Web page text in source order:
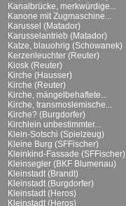
Kanalbrücke, merkwürdige...
Kanone mit Zugmaschine...
Karussel (Matador)
Karusselantrieb (Matador)
Katze, blauohrig (Schowanek)
Kerzenleuchter (Reuter)
Kiosk (Reuter)
Kirche (Hausser)
Kirche (Reuter)
Kirche, mängelbehaftete...
Kirche, transmoslemische...
Kirche? (Burgdorfer)
Kirchlein unbestimmter...
Klein-Sotschi (Spielzeug)
Kleine Burg (SFFischer)
Kleinkind-Fassade (SFFischer)
Kleinsegler (BKF Blumenau)
Kleinstadt (Brandt)
Kleinstadt (Burgdorfer)
Kleinstadt (Heros)
Kleinstadt (Heros)